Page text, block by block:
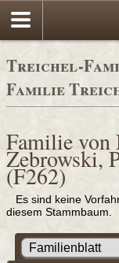
Treichel-
Familie
Familie von
Zebrowski,
(F262)
Es sind keine
diesem Stammbaum.